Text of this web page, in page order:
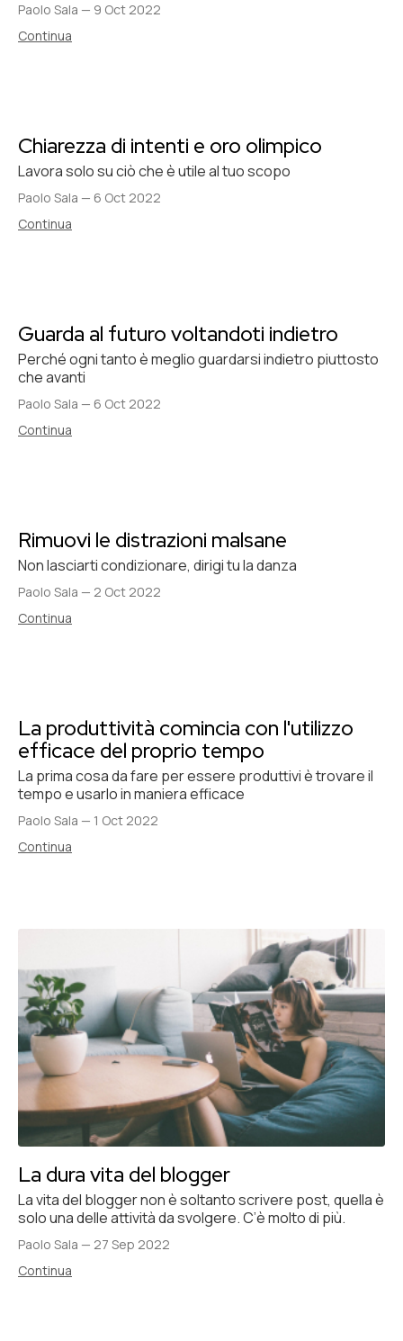
Paolo Sala — 9 Oct 2022
Continua
Chiarezza di intenti e oro olimpico
Lavora solo su ciò che è utile al tuo scopo
Paolo Sala — 6 Oct 2022
Continua
Guarda al futuro voltandoti indietro
Perché ogni tanto è meglio guardarsi indietro piuttosto
che avanti
Paolo Sala — 6 Oct 2022
Continua
Rimuovi le distrazioni malsane
Non lasciarti condizionare, dirigi tu la danza
Paolo Sala — 2 Oct 2022
Continua
La produttività comincia con l'utilizzo
efficace del proprio tempo
La prima cosa da fare per essere produttivi è trovare il
tempo e usarlo in maniera efficace
Paolo Sala — 1 Oct 2022
Continua
La dura vita del blogger
La vita del blogger non è soltanto scrivere post, quella è
solo una delle attività da svolgere. C’è molto di più.
Paolo Sala — 27 Sep 2022
Continua